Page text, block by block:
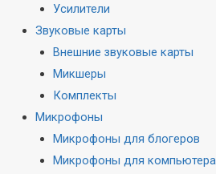
Усилители
Звуковые карты
Внешние звуковые карты
Микшеры
Комплекты
Микрофоны
Микрофоны для блогеров
Микрофоны для компьютера